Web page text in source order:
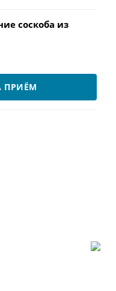
соскоба из
ПРИЁМ